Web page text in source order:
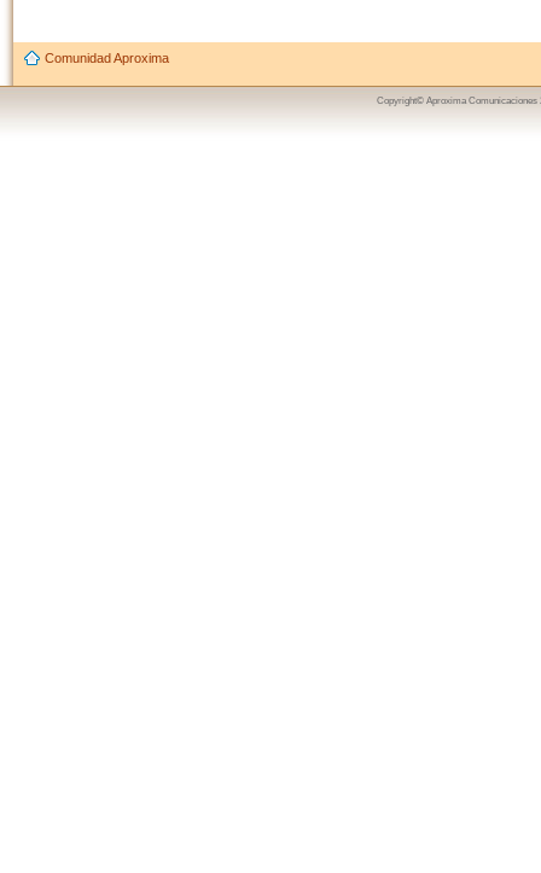
Comunidad Aproxima
Copyright© Aproxima Comunicaciones